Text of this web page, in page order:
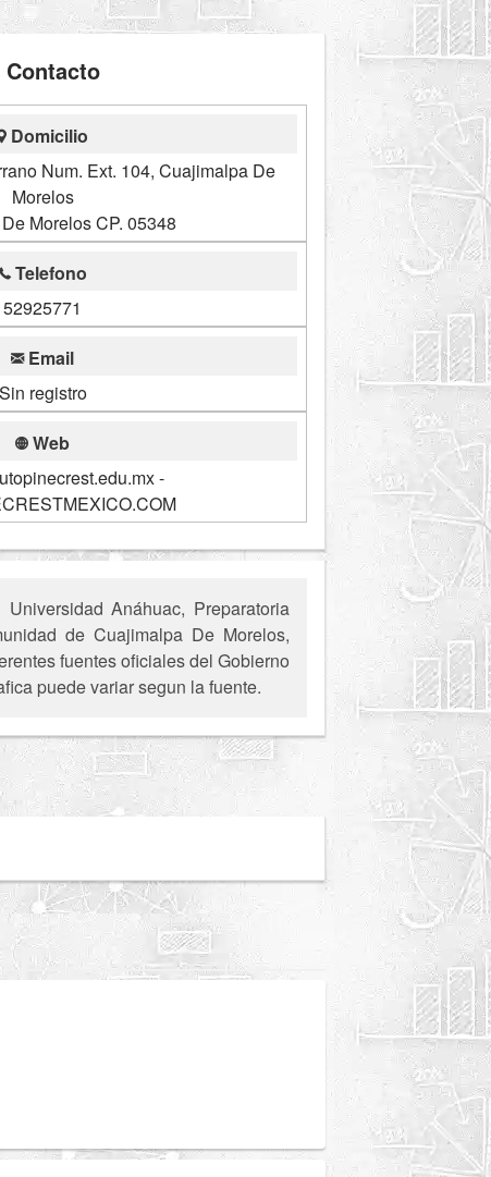
Contacto
Domicilio
Num. Ext. 104, Cuajimalpa De
Morelos
Morelos CP. 05348
Telefono
52925771
Email
Sin registro
Web
-
Anáhuac, Preparatoria
de Cuajimalpa De Morelos,
fuentes oficiales del Gobierno
puede variar segun la fuente.